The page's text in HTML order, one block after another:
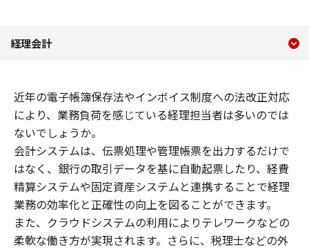
経理会計
近年の電子帳簿保存法やインボイス制度への法改正対応
により、業務負荷を感じている経理担当者は多いのでは
ないでしょうか。
会計システムは、伝票処理や管理帳票を出力するだけで
はなく、銀行の取引データを基に自動起票したり、経費
精算システムや固定資産システムと連携することで経理
業務の効率化と正確性の向上を図ることができます。
また、クラウドシステムの利用によりテレワークなどの
柔軟な働き方が実現されます。さらに、税理士などの外